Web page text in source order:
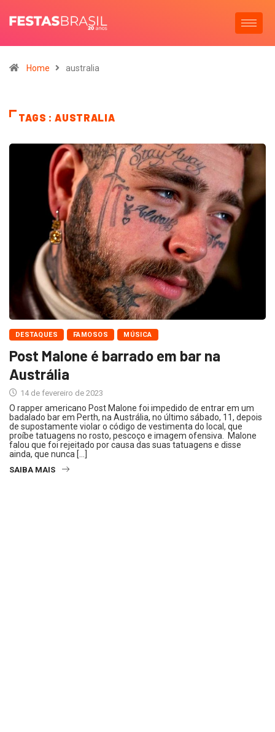
Home australia
TAGS : AUSTRALIA
DESTAQUES FAMOSOS MÚSICA
Post Malone é barrado em bar na
Austrália
14 de fevereiro de 2023
O rapper americano Post Malone foi impedido de entrar em um
badalado bar em Perth, na Austrália, no último sábado, 11, depois
de supostamente violar o código de vestimenta do local, que
proíbe tatuagens no rosto, pescoço e imagem ofensiva. Malone
falou que foi rejeitado por causa das suas tatuagens e disse
ainda, que nunca […]
SAIBA MAIS